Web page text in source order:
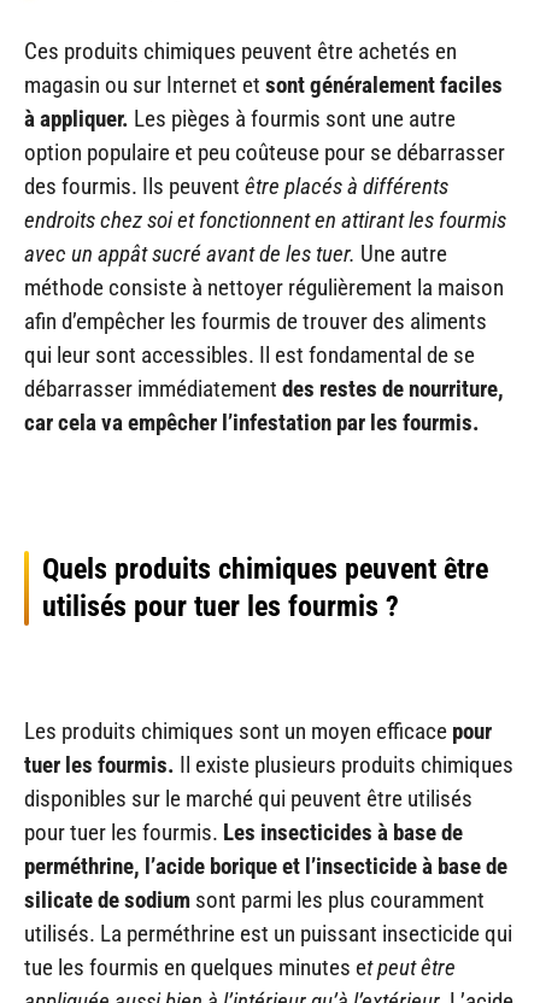
Ces produits chimiques peuvent être achetés en
magasin ou sur Internet et sont généralement faciles
à appliquer. Les pièges à fourmis sont une autre
option populaire et peu coûteuse pour se débarrasser
des fourmis. Ils peuvent être placés à différents
endroits chez soi et fonctionnent en attirant les fourmis
avec un appât sucré avant de les tuer. Une autre
méthode consiste à nettoyer régulièrement la maison
afin d’empêcher les fourmis de trouver des aliments
qui leur sont accessibles. Il est fondamental de se
débarrasser immédiatement des restes de nourriture,
car cela va empêcher l’infestation par les fourmis.
Quels produits chimiques peuvent être
utilisés pour tuer les fourmis ?
Les produits chimiques sont un moyen efficace pour
tuer les fourmis. Il existe plusieurs produits chimiques
disponibles sur le marché qui peuvent être utilisés
pour tuer les fourmis. Les insecticides à base de
perméthrine, l’acide borique et l’insecticide à base de
silicate de sodium sont parmi les plus couramment
utilisés. La perméthrine est un puissant insecticide qui
tue les fourmis en quelques minutes et peut être